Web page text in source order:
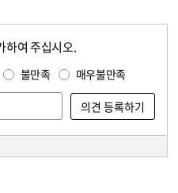
하여 주십시오.
불만족 매우불만족